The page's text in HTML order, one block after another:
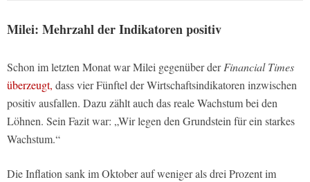
Milei: Mehrzahl der Indikatoren positiv
Schon im letzten Monat war Milei gegenüber derFinancial Times
überzeugt, dass vier Fünftel der Wirtschaftsindikatoren inzwischen
positiv ausfallen. Dazu zählt auch das reale Wachstum bei den
Löhnen. Sein Fazit war: „Wir legen den Grundstein für ein starkes
Wachstum.“
Die Inflation sank im Oktober auf weniger als drei Prozent im